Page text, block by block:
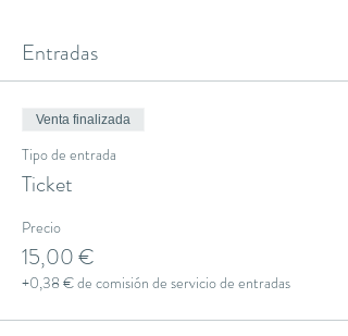
Entradas
Venta finalizada
Tipo de entrada
Ticket
Precio
15,00 €
+0,38 € de comisión de servicio de entradas